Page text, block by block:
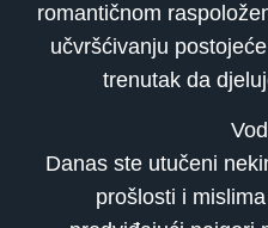
romantičnom
učvršćivanju
trenutak da
Danas ste utučeni
prošlosti i